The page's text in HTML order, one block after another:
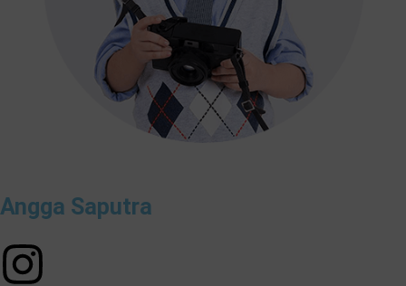
Angga Saputra